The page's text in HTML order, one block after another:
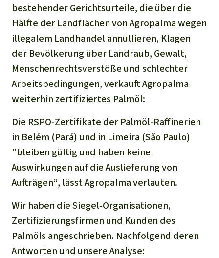
Wilderei
Staudämme
Straßen
Zement und Beton
bestehender Gerichtsurteile, die über die
Hälfte der Landflächen von Agropalma wegen
illegalem Landhandel annullieren, Klagen
der Bevölkerung über Landraub, Gewalt,
Menschenrechtsverstöße und schlechter
Arbeitsbedingungen, verkauft Agropalma
weiterhin zertifiziertes Palmöl:
Die RSPO-Zertifikate der Palmöl-Raffinerien
in Belém (Pará) und in Limeira (São Paulo)
"bleiben gültig und haben keine
Auswirkungen auf die Auslieferung von
Aufträgen“, lässt Agropalma verlauten.
Wir haben die Siegel-Organisationen,
Zertifizierungsfirmen und Kunden des
Palmöls angeschrieben. Nachfolgend deren
Antworten und unsere Analyse: